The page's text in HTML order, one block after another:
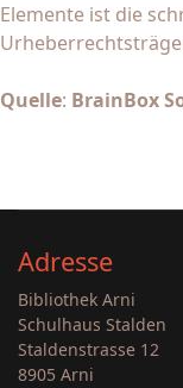
Elemente ist die
Quelle: BrainBox
Adresse
Bibliothek Arni
Schulhaus Stalden
Staldenstrasse 12
8905 Arni